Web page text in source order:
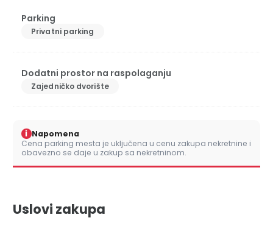
Parking
Privatni parking
Dodatni prostor na raspolaganju
Zajedničko dvorište
i Napomena
Cena parking mesta je uključena u cenu zakupa nekretnine i
obavezno se daje u zakup sa nekretninom.
Uslovi zakupa